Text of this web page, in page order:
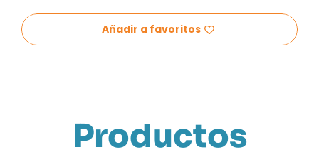
Añadir a favoritos
Productos